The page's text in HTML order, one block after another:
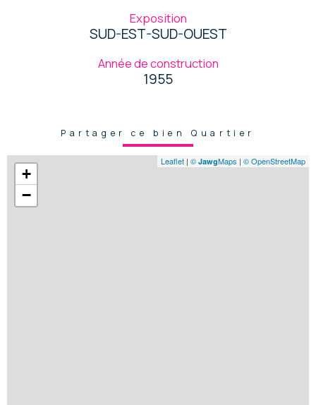
Exposition
SUD-EST-SUD-OUEST
Année de construction
1955
Partager ce bien Quartier
+
−
Leaflet | © JawgMaps | © OpenStreetMap